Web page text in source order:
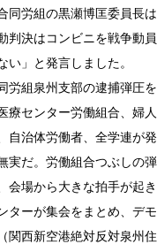
同労組の黒瀬博匡委員長
判決はコンビニを戦争動
い」と発言しました。
労組泉州支部の逮捕弾圧
療センター労働組合、婦
自治体労働者、全学連が
実だ。労働組合つぶしの
会場から大きな拍手が起き
ターが集会をまとめ、デ
関西新空港絶対反対泉州